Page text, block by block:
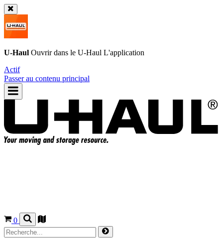
U-Haul Ouvrir dans le U-Haul L'application
Actif
Passer au contenu principal
0